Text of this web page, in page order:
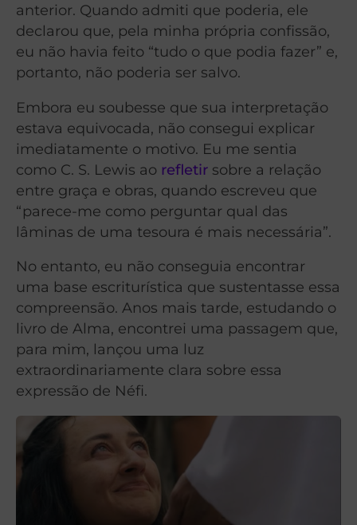
anterior. Quando admiti que poderia, ele
declarou que, pela minha própria confissão,
eu não havia feito “tudo o que podia fazer” e,
portanto, não poderia ser salvo.
Embora eu soubesse que sua interpretação
estava equivocada, não consegui explicar
imediatamente o motivo. Eu me sentia
como C. S. Lewis ao refletir sobre a relação
entre graça e obras, quando escreveu que
“parece-me como perguntar qual das
lâminas de uma tesoura é mais necessária”.
No entanto, eu não conseguia encontrar
uma base escriturística que sustentasse essa
compreensão. Anos mais tarde, estudando o
livro de Alma, encontrei uma passagem que,
para mim, lançou uma luz
extraordinariamente clara sobre essa
expressão de Néfi.